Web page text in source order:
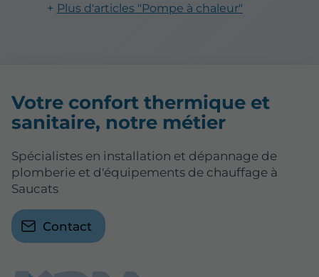
Plus d'articles "Pompe à chaleur"
Votre confort thermique et
sanitaire, notre métier
Spécialistes en installation et dépannage de
plomberie et d'équipements de chauffage à
Saucats
Contact